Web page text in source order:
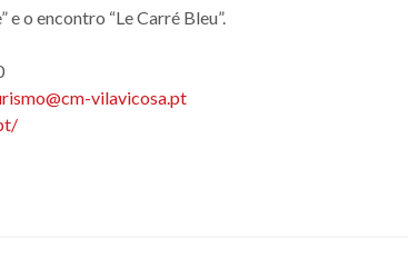
e o encontro “Le Carré Bleu”.
vilavicosa.pt